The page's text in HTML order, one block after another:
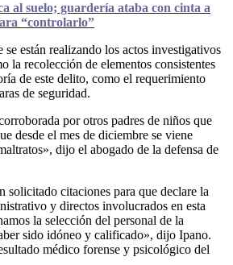
al suelo; guardería ataba con cinta a
“controlarlo”
están realizando los actos investigativos
la recolección de elementos consistentes
de este delito, como el requerimiento
de seguridad.
por otros padres de niños que
desde el mes de diciembre se viene
dijo el abogado de la defensa de
solicitado citaciones para que declare la
y directos involucrados en esta
la selección del personal de la
sido idóneo y calificado», dijo Ipano.
médico forense y psicológico del